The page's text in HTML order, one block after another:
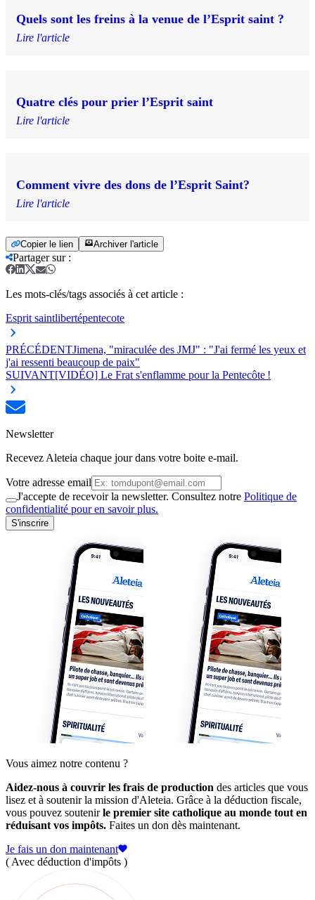
Quels sont les freins à la venue de l’Esprit saint ?
Lire l'article
Quatre clés pour prier l’Esprit saint
Lire l'article
Comment vivre des dons de l’Esprit Saint?
Lire l'article
Copier le lien Archiver l'article
Partager sur:
Les mots-clés/tags associés à cet article :
Esprit saintlibertépentecote
PRÉCÉDENTJimena, "miraculée des JMJ" : "J'ai fermé les yeux et
j'ai ressenti beaucoup de paix"
SUIVANT[VIDÉO] Le Frat s'enflamme pour la Pentecôte !
Newsletter
Recevez Aleteia chaque jour dans votre boite e-mail.
Votre adresse email
J'accepte de recevoir la newsletter. Consultez notre Politique de
confidentialité pour en savoir plus.
S'inscrire
Vous aimez notre contenu ?
Aidez-nous à couvrir les frais de production des articles que vous
lisez et à soutenir la mission d'Aleteia. Grâce à la déduction fiscale,
vous pouvez soutenirle premier site catholique au monde tout en
réduisant vos impôts. Faites un don dès maintenant.
Je fais un don maintenant
( Avec déduction d'impôts )